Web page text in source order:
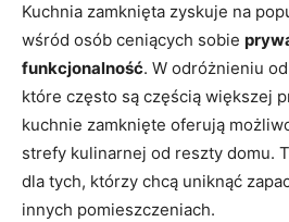
Kuchnia zamknięta zyskuje na
wśród osób ceniących sobie
funkcjonalność. W odróżnieniu
które często są częścią większej
kuchnie zamknięte oferują
strefy kulinarnej od reszty domu.
dla tych, którzy chcą uniknąć
innych pomieszczeniach.